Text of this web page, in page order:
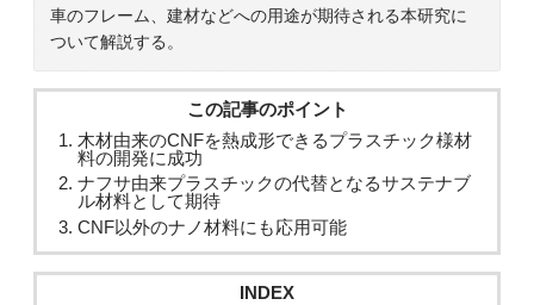
車のフレーム、建材などへの用途が期待される本研究に
ついて解説する。
この記事のポイント
木材由来のCNFを熱成形できるプラスチック様材
料の開発に成功
ナフサ由来プラスチックの代替となるサステナブ
ル材料として期待
CNF以外のナノ材料にも応用可能
INDEX